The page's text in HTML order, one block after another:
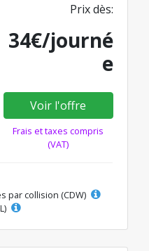
Prix dès:
34€/journé
e
Voir l'offre
Frais et taxes compris
(VAT)
par collision (CDW)